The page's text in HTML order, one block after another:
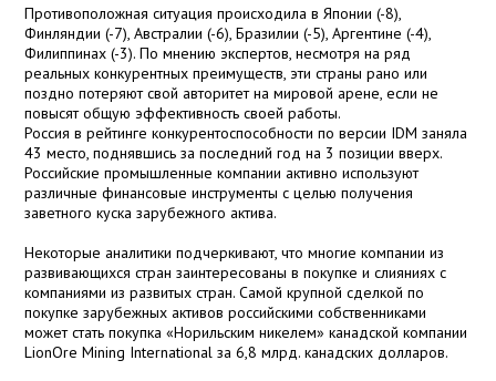
Противоположная ситуация происходила в Японии (-8),
Финляндии (-7), Австралии (-6), Бразилии (-5), Аргентине (-4),
Филиппинах (-3). По мнению экспертов, несмотря на ряд
реальных конкурентных преимуществ, эти страны рано или
поздно потеряют свой авторитет на мировой арене, если не
повысят общую эффективность своей работы.
Россия в рейтинге конкурентоспособности по версии IDM заняла
43 место, поднявшись за последний год на 3 позиции вверх.
Российские промышленные компании активно используют
различные финансовые инструменты с целью получения
заветного куска зарубежного актива.
Некоторые аналитики подчеркивают, что многие компании из
развивающихся стран заинтересованы в покупке и слияниях с
компаниями из развитых стран. Самой крупной сделкой по
покупке зарубежных активов российскими собственниками
может стать покупка «Норильским никелем» канадской компании
LionOre Mining International за 6,8 млрд. канадских долларов.